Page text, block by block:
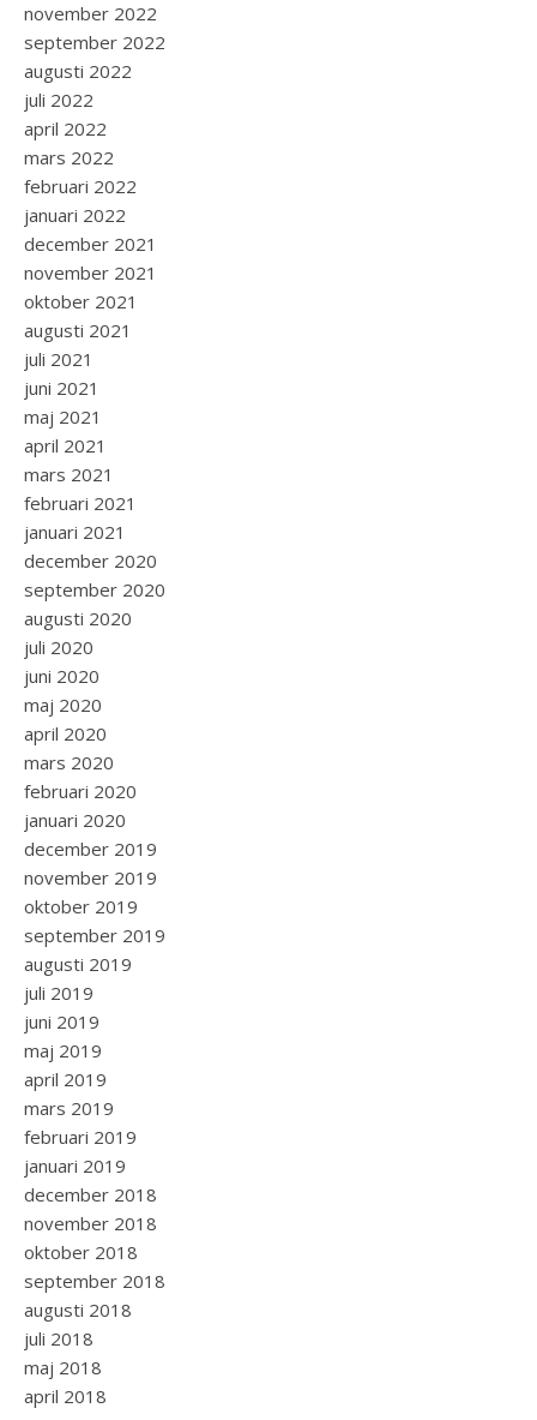
november 2022
september 2022
augusti 2022
juli 2022
april 2022
mars 2022
februari 2022
januari 2022
december 2021
november 2021
oktober 2021
augusti 2021
juli 2021
juni 2021
maj 2021
april 2021
mars 2021
februari 2021
januari 2021
december 2020
september 2020
augusti 2020
juli 2020
juni 2020
maj 2020
april 2020
mars 2020
februari 2020
januari 2020
december 2019
november 2019
oktober 2019
september 2019
augusti 2019
juli 2019
juni 2019
maj 2019
april 2019
mars 2019
februari 2019
januari 2019
december 2018
november 2018
oktober 2018
september 2018
augusti 2018
juli 2018
maj 2018
april 2018